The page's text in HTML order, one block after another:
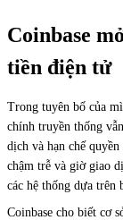
Coinbase
tiền điện tử
Trong tuyên bố của
chính truyền thống
dịch và hạn chế
chậm trễ và giờ giao
các hệ thống dựa trên
Coinbase cho biết cơ